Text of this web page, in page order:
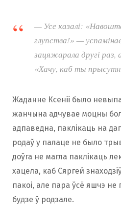
— Усе казалі:
глупства!» —
зацяжарала другі раз,
«Хачу, каб ты
Жаданне Ксеніі было
жанчына адчувае моцны
адпаведна, паклікаць на
родаў у палаце не было
доўга не магла паклікаць
хацела, каб Сяргей
пакоі, але пара ўсё яшчэ
будзе ў родзале.